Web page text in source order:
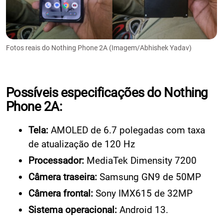
Fotos reais do Nothing Phone 2A (Imagem/Abhishek Yadav)
Possíveis especificações do Nothing
Phone 2A:
Tela: AMOLED de 6.7 polegadas com taxa
de atualização de 120 Hz
Processador: MediaTek Dimensity 7200
Câmera traseira: Samsung GN9 de 50MP
Câmera frontal: Sony IMX615 de 32MP
Sistema operacional: Android 13.